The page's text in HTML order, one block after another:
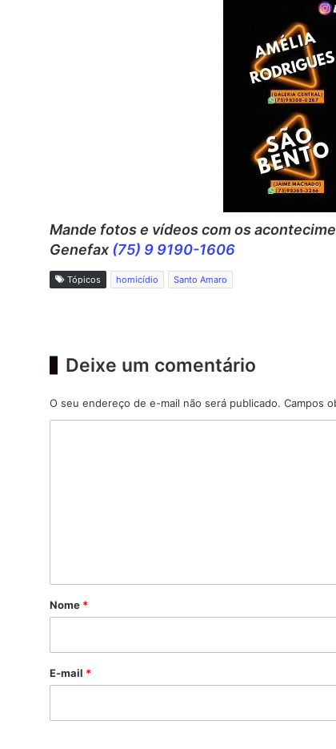
Mande fotos e vídeos com os
Genefax (75) 9 9190-1606
Tópicos homicídio Santo Amaro
Deixe um comentário
O seu endereço de e-mail não será publicado. Campos
r
*
Nome *
E-mail *